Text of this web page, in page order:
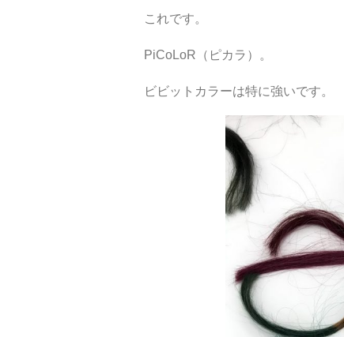
これです。
PiCoLoR（ピカラ）。
ビビットカラーは特に強いです。